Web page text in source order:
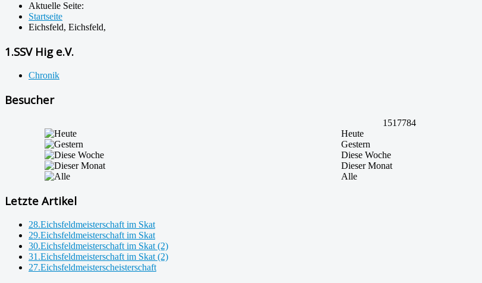
Aktuelle Seite:
Startseite
Eichsfeld, Eichsfeld,
1.SSV Hig e.V.
Chronik
Besucher
1517784
Heute
Gestern
Diese Woche
Dieser Monat
Alle
Letzte Artikel
28.Eichsfeldmeisterschaft im Skat
29.Eichsfeldmeisterschaft im Skat
30.Eichsfeldmeisterschaft im Skat (2)
31.Eichsfeldmeisterschaft im Skat (2)
27.Eichsfeldmeisterscheisterschaft